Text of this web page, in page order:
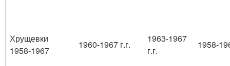
Хрущевки
1958-1967
1960-1967 г.г.
1963-1967
г.г.
1958-